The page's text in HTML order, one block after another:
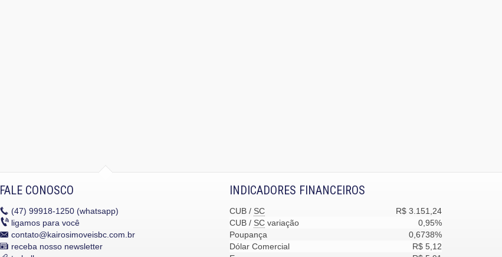
FALE CONOSCO
(47) 99918-1250 (whatsapp)
ligamos para você
contato@kairosimoveisbc.com.br
receba nosso newsletter
INDICADORES FINANCEIROS
CUB / SC
R$ 3.151,24
CUB / SC variação
0,95%
Poupança
0,6738%
Dólar Comercial
R$ 5,12